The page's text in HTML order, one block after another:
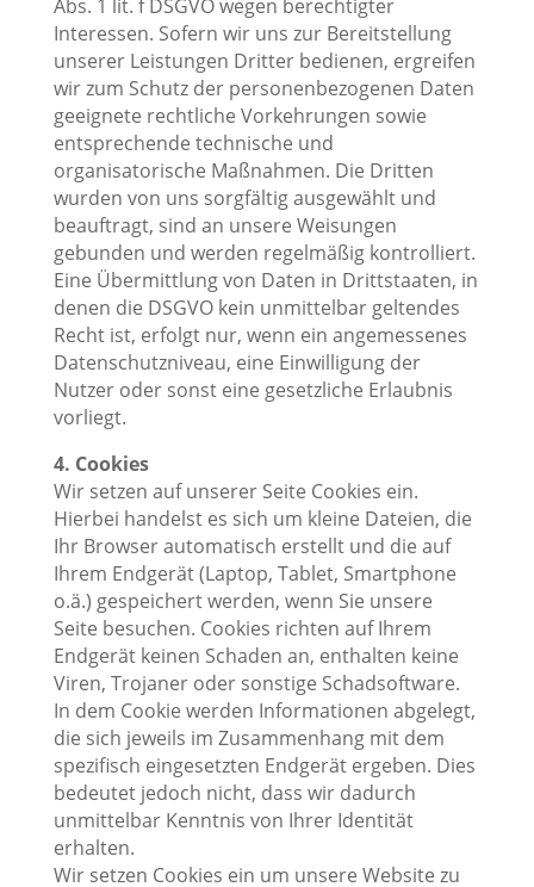
Abs. 1 lit. f DSGVO wegen berechtigter
Interessen. Sofern wir uns zur Bereitstellung
unserer Leistungen Dritter bedienen, ergreifen
wir zum Schutz der personenbezogenen Daten
geeignete rechtliche Vorkehrungen sowie
entsprechende technische und
organisatorische Maßnahmen. Die Dritten
wurden von uns sorgfältig ausgewählt und
beauftragt, sind an unsere Weisungen
gebunden und werden regelmäßig kontrolliert.
Eine Übermittlung von Daten in Drittstaaten, in
denen die DSGVO kein unmittelbar geltendes
Recht ist, erfolgt nur, wenn ein angemessenes
Datenschutzniveau, eine Einwilligung der
Nutzer oder sonst eine gesetzliche Erlaubnis
vorliegt.
4. Cookies
Wir setzen auf unserer Seite Cookies ein.
Hierbei handelst es sich um kleine Dateien, die
Ihr Browser automatisch erstellt und die auf
Ihrem Endgerät (Laptop, Tablet, Smartphone
o.ä.) gespeichert werden, wenn Sie unsere
Seite besuchen. Cookies richten auf Ihrem
Endgerät keinen Schaden an, enthalten keine
Viren, Trojaner oder sonstige Schadsoftware.
In dem Cookie werden Informationen abgelegt,
die sich jeweils im Zusammenhang mit dem
spezifisch eingesetzten Endgerät ergeben. Dies
bedeutet jedoch nicht, dass wir dadurch
unmittelbar Kenntnis von Ihrer Identität
erhalten.
Wir setzen Cookies ein um unsere Website zu